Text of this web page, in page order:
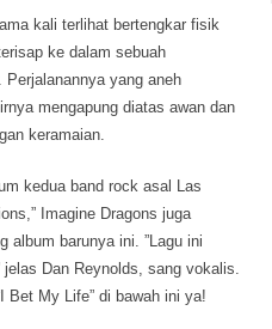
kali terlihat bertengkar fisik
ke dalam sebuah
Perjalanannya yang aneh
mengapung diatas awan dan
keramaian.
kedua band rock asal Las
Imagine Dragons juga
album barunya ini. ”Lagu ini
Dan Reynolds, sang vokalis.
Bet My Life” di bawah ini ya!